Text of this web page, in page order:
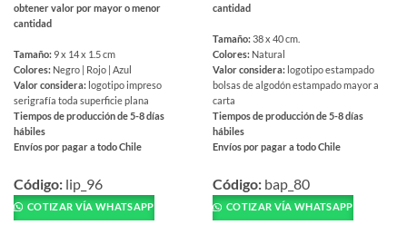
obtener valor por mayor o menor
cantidad
Tamaño:9 x 14 x 1.5 cm
Colores: Negro | Rojo | Azul
Valor considera: logotipo impreso
serigrafía toda superficie plana
Tiempos de producción de 5-8 días
hábiles
Envíos por pagar a todo Chile
producto
tiene
múltiples
Código: lip_96
COTIZAR VÍA WHATSAPP
cantidad
Tamaño:38 x 40 cm.
Colores: Natural
Valor considera: logotipo estampado
bolsas de algodón estampado mayor a
carta
Tiempos de producción de 5-8 días
hábiles
Envíos por pagar a todo Chile
producto
tiene
múltiples
Código: bap_80
COTIZAR VÍA WHATSAPP